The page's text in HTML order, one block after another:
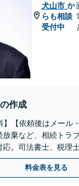
犬山市 か
らも相談
受付中
作成
】【依頼後はメール
棄など、相続トラ
。司法書士、税理
ポート【完全個室
料金表を見る